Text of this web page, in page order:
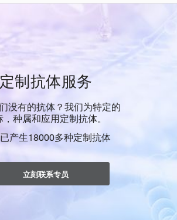
定制抗体服务
没有的抗体？我们为特定的
，种属和应用定制抗体。
产生18000多种定制抗体
立刻联系专员